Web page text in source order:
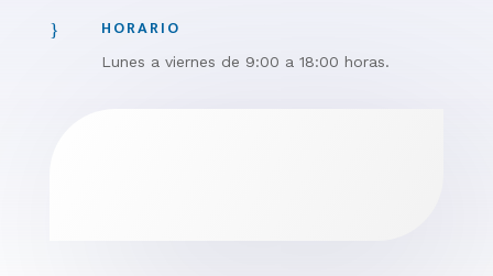
} HORARIO
Lunes a viernes de 9:00 a 18:00 horas.